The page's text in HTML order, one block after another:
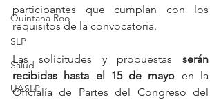
Quintana Roo
SLP
Salud
UASLP
participantes que cumplan con los
requisitos de la convocatoria.
Las solicitudes y propuestas serán
recibidas hasta el 15 de mayo en la
Oficialía de Partes del Congreso del